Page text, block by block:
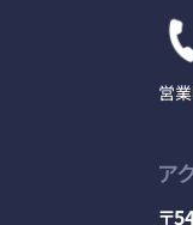
営
ア
〒